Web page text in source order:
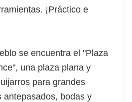
¡Práctico e
se encuentra el "Plaza
una plaza plana y
para grandes
antepasados, bodas y